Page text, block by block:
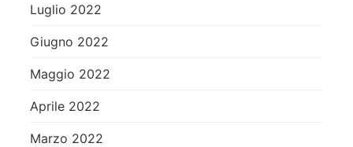
Luglio 2022
Giugno 2022
Maggio 2022
Aprile 2022
Marzo 2022